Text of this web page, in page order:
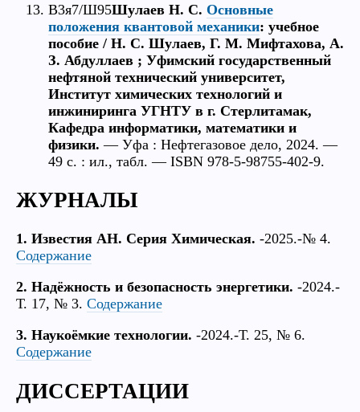
В3я7/Ш95Шулаев Н. С. Основные
положения квантовой механики: учебное
пособие / Н. С. Шулаев, Г. М. Мифтахова, А.
З. Абдуллаев ; Уфимский государственный
нефтяной технический университет,
Институт химических технологий и
инжиниринга УГНТУ в г. Стерлитамак,
Кафедра информатики, математики и
физики. — Уфа : Нефтегазовое дело, 2024. —
49 с. : ил., табл. — ISBN 978-5-98755-402-9.
ЖУРНАЛЫ
1. Известия АН. Серия Химическая. -2025.-№ 4.
Содержание
2. Надёжность и безопасность энергетики. -2024.-
Т. 17, № 3. Содержание
3. Наукоёмкие технологии. -2024.-Т. 25, № 6.
Содержание
ДИССЕРТАЦИИ